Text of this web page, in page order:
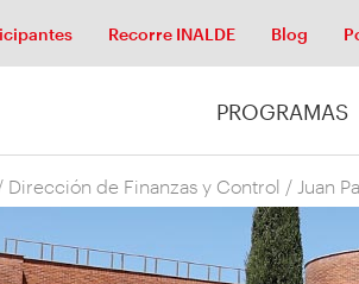
Recorre INALDE Blog
PROGRAMAS
Dirección de Finanzas y Control / Juan